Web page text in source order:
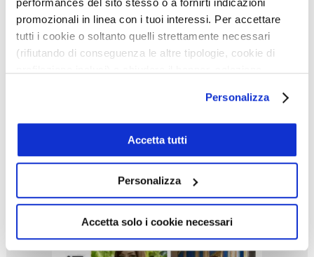
performances del sito stesso o a fornirti indicazioni
promozionali in linea con i tuoi interessi. Per accettare
tutti i cookie o soltanto quelli strettamente necessari
(rifiutando di conseguenza le altre tipologie, cookie di
alcune categorie di cookie o servizi, seleziona l’opzione
cookie policy.
Personalizza
Accetta tutti
Personalizza
Accetta solo i cookie necessari